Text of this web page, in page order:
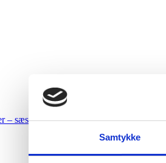
Samtykke
– sæsonvarer 15. oktober – 31. januar